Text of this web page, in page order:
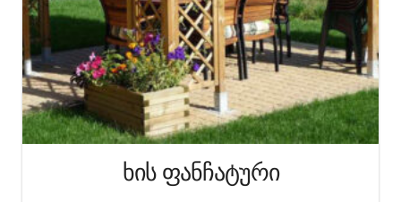
ხის ფანჩატური